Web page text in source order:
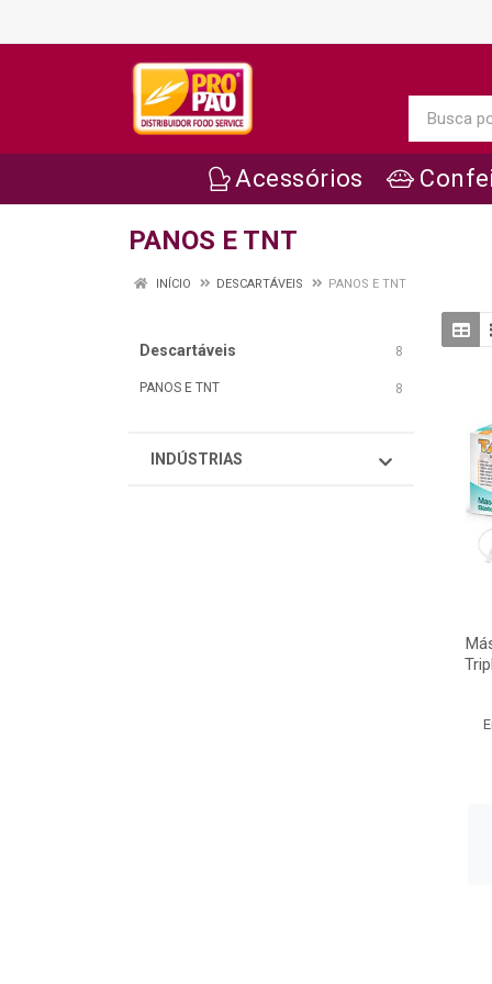
Acessórios
PANOS E TNT
INÍCIO DESCARTÁVEIS PANOS E TNT
Descartáveis 8
PANOS E TNT 8
INDÚSTRIAS